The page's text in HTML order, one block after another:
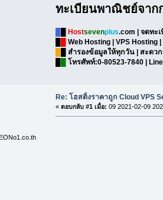
ทะเบียนพาณิชย์จาก
Hostsevenplus.com | จดทะ
Web Hosting | VPS Hosting
█ สำรองข้อมูลให้ทุกวัน | สะดว
โทรศัพท์:0-80523-7840 |
Re: โฮสติ้งราคาถูก Cloud VPS
« ตอบกลับ #1 เมื่อ: 09 2021-02-09